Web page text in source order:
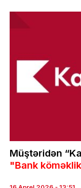
Müştəridən
"Bank